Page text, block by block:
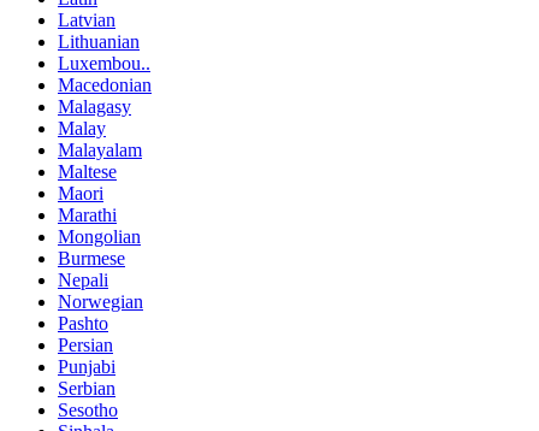
Latvian
Lithuanian
Luxembou..
Macedonian
Malagasy
Malay
Malayalam
Maltese
Maori
Marathi
Mongolian
Burmese
Nepali
Norwegian
Pashto
Persian
Punjabi
Serbian
Sesotho